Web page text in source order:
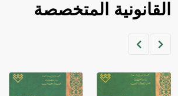
القانونية المتخصصة